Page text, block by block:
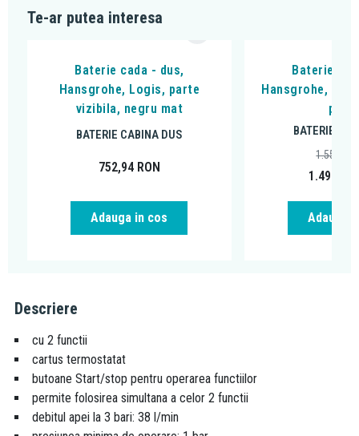
Te-ar putea interesa
Baterie cada - dus,
Hansgrohe, Logis, parte
vizibila, negru mat
BATERIE CABINA DUS
752,94 RON
Adauga in cos
Baterie
Hansgrohe,
BATERIE
1.498,95
1.554,93
Adauga
Descriere
cu 2 functii
cartus termostatat
butoane Start/stop pentru operarea functiilor
permite folosirea simultana a celor 2 functii
debitul apei la 3 bari: 38 l/min